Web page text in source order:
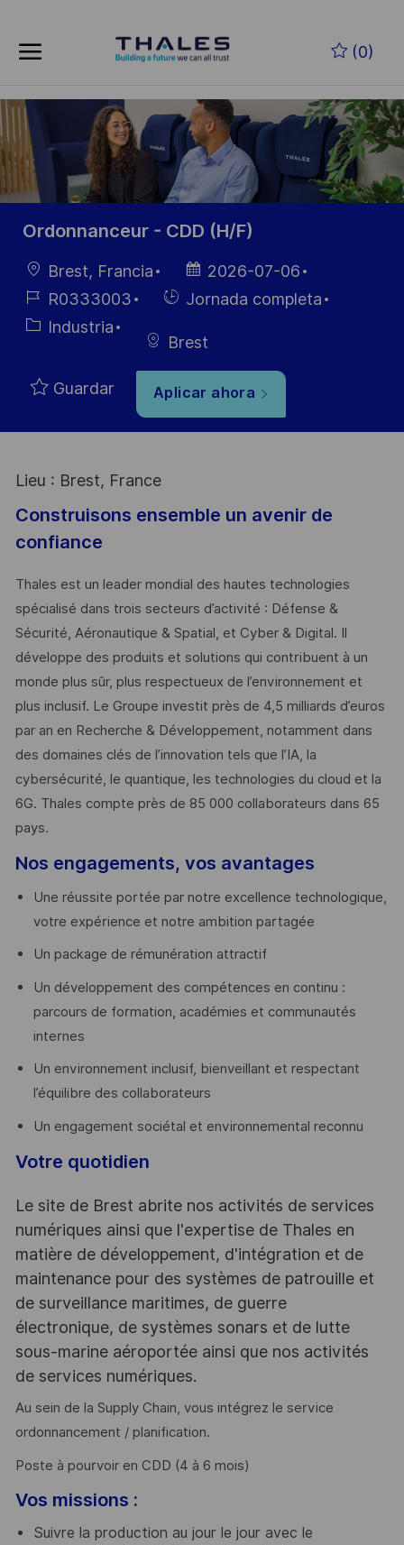
(0)
-
Ordonnanceur - CDD (H/F)
Ubicación
Brest, Francia
Fecha de
publicación
2026-07-06
ID de
empleo
R0333003
HiringJornada completa
Categoría
Industria
Brest
Guardar Aplicar ahora
Lieu : Brest, France
Construisons ensemble un avenir de
confiance
Thales est un leader mondial des hautes technologies
spécialisé dans trois secteurs d’activité : Défense &
Sécurité, Aéronautique & Spatial, et Cyber & Digital. Il
développe des produits et solutions qui contribuent à un
monde plus sûr, plus respectueux de l’environnement et
plus inclusif. Le Groupe investit près de 4,5 milliards d’euros
par an en Recherche & Développement, notamment dans
des domaines clés de l’innovation tels que l’IA, la
cybersécurité, le quantique, les technologies du cloud et la
6G. Thales compte près de 85 000 collaborateurs dans 65
pays. ​
Nos engagements, vos avantages
Une réussite portée par notre excellence technologique,
votre expérience et notre ambition partagée
Un package de rémunération attractif
Un développement des compétences en continu :
parcours de formation, académies et communautés
internes
Un environnement inclusif, bienveillant et respectant
l’équilibre des collaborateurs
Un engagement sociétal et environnemental reconnu
Votre quotidien
Le site de Brest abrite nos activités de services
numériques ainsi que l'expertise de Thales en
matière de développement, d'intégration et de
maintenance pour des systèmes de patrouille et
de surveillance maritimes, de guerre
électronique, de systèmes sonars et de lutte
sous-marine aéroportée ainsi que nos activités
de services numériques.
Au sein de la Supply Chain, vous intégrez le service
ordonnancement / planification.
Poste à pourvoir en CDD (4 à 6 mois)
Vos missions :
Suivre la production au jour le jour avec le